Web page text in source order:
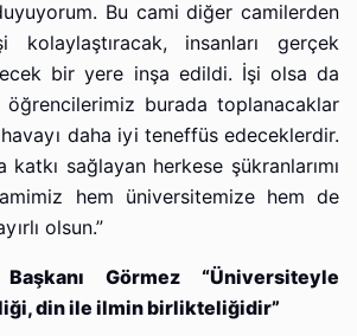
Bu cami diğer camilerden
kolaylaştıracak, insanları gerçek
bir yere inşa edildi. İşi olsa da
burada toplanacaklar
daha iyi teneffüs edeceklerdir.
katkı sağlayan herkese şükranlarımı
hem üniversitemize hem de
olsun.”
Görmez “Üniversiteyle
din ile ilmin birlikteliğidir”